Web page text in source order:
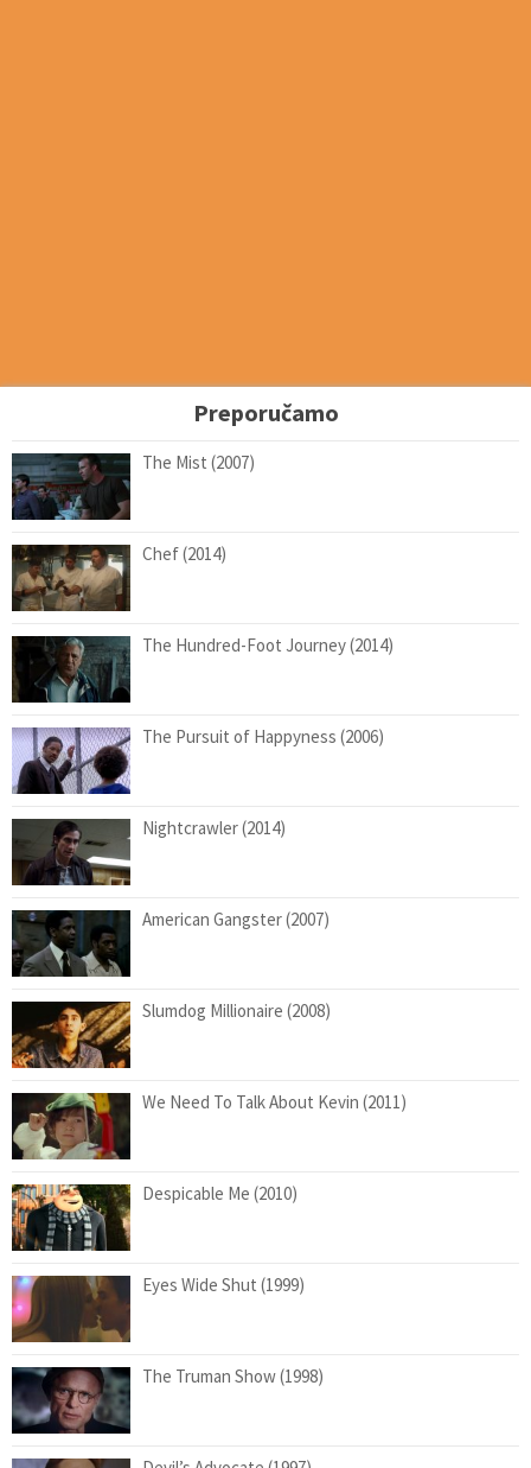
Preporučamo
The Mist (2007)
Chef (2014)
The Hundred-Foot Journey (2014)
The Pursuit of Happyness (2006)
Nightcrawler (2014)
American Gangster (2007)
Slumdog Millionaire (2008)
We Need To Talk About Kevin (2011)
Despicable Me (2010)
Eyes Wide Shut (1999)
The Truman Show (1998)